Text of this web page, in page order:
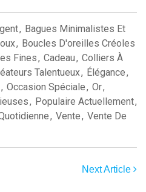
, Bagues Minimalistes Et
, Boucles D'oreilles Créoles
Fines, Cadeau, Colliers À
Talentueux, Élégance,
, Occasion Spéciale, Or,
, Populaire Actuellement,
, Vente, Vente De
Next Article